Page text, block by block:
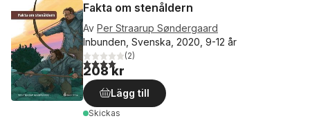
Fakta om stenåldern
Av Per Straarup Søndergaard
Inbunden, Svenska, 2020, 9-12 år
4,0utav 5 stjärnor. Totalt antal röster:
(2)
208 kr
Lägg till
Skickas